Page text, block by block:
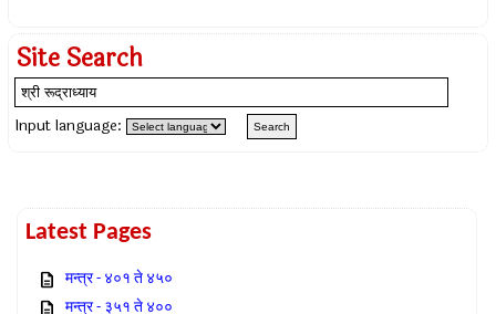
Site Search
Input language:
Latest Pages
मन्त्र - ४०१ ते ४५०
मन्त्र - ३५१ ते ४००